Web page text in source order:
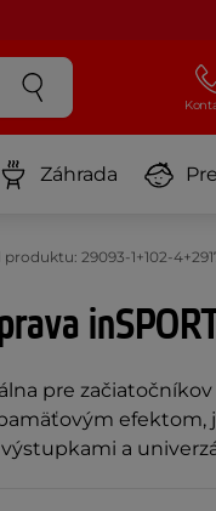
Záhrada
29093-1+102-
pre
a